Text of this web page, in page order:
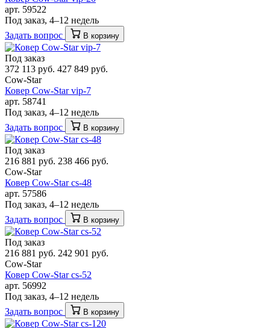
арт. 59522
Под заказ, 4–12 недель
Задать вопрос
В корзину
Под заказ
372 113 руб. 427 849 руб.
Cow-Star
Ковер Cow-Star vip-7
арт. 58741
Под заказ, 4–12 недель
Задать вопрос
В корзину
Под заказ
216 881 руб. 238 466 руб.
Cow-Star
Ковер Cow-Star cs-48
арт. 57586
Под заказ, 4–12 недель
Задать вопрос
В корзину
Под заказ
216 881 руб. 242 901 руб.
Cow-Star
Ковер Cow-Star cs-52
арт. 56992
Под заказ, 4–12 недель
Задать вопрос
В корзину